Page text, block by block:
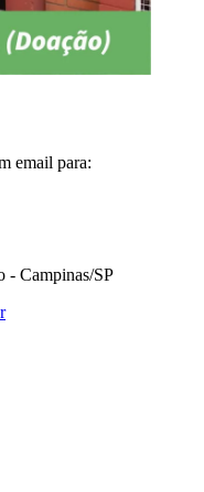
email para:
- Campinas/SP